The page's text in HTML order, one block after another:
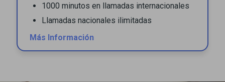
1000 minutos en llamadas internacionales
Llamadas nacionales ilimitadas
Más Información